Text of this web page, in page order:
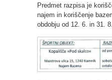
Predmet razpisa je
najem in koriščenje
obdobju od 12. 6. in 31.